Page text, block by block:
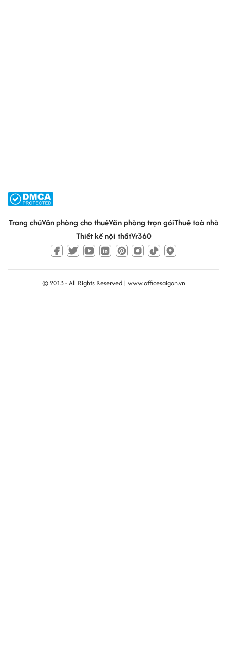
Trang chủVăn phòng cho thuêVăn phòng trọn góiThuê toà nhà
Thiết kế nội thấtVr360
© 2013 - All Rights Reserved | www.officesaigon.vn